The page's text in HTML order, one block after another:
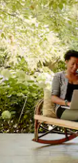
flèches vers